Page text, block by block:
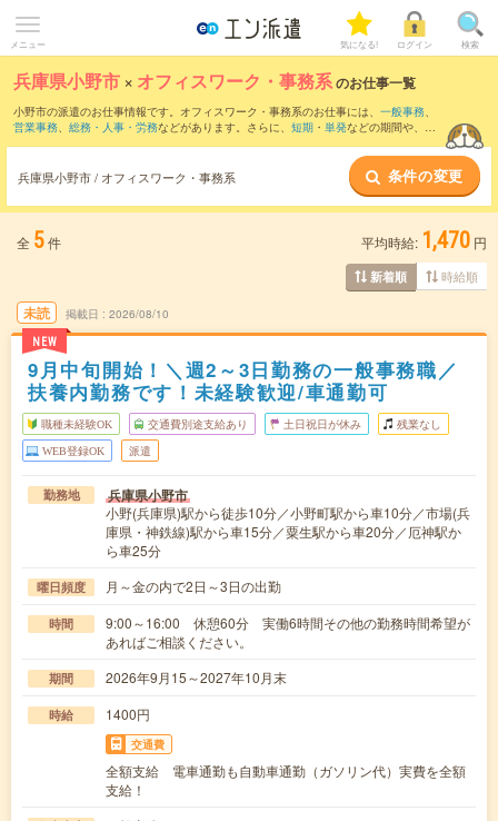
メニュー 気になる! ログイン 検索
兵庫県小野市 × オフィスワーク・事務系のお仕事一覧
小野市の派遣のお仕事情報です。オフィスワーク・事務系のお仕事には、 一般事務、
営業事務、 総務・人事・労務などがあります。さらに、 短期 ・ 単発などの期間や、 職
兵庫県小野市 / オフィスワーク・事務系 条件の変更
全 5件 平均時給: 1,470 円
新着順 時給順
未読
NEW
掲載日 2026/08/10
9月中旬開始！＼週2～3日勤務の一般事務職／
扶養内勤務です！未経験歓迎/車通勤可
職種未経験OK 交通費別途支給あり 土日祝日が休み 残業なし
WEB登録OK 派遣
勤務地 兵庫県小野市
小野(兵庫県)駅から徒歩10分／小野町駅から車10分／市場(兵
庫県・神鉄線)駅から車15分／粟生駅から車20分／厄神駅か
ら車25分
曜日頻度 月～金の内で2日～3日の出勤
時間
9:00～16:00 休憩60分 実働6時間その他の勤務時間希望が
あればご相談ください。
期間 2026年9月15～2027年10月末
時給 1400円
交通費
全額支給 電車通勤も自動車通勤（ガソリン代）実費を全額
支給！